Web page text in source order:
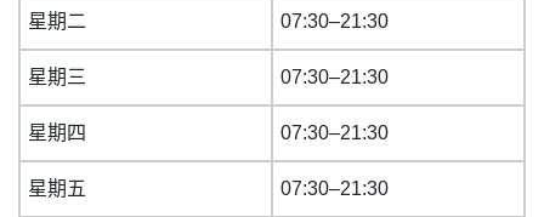
星期二 07:30–21:30
星期三 07:30–21:30
星期四 07:30–21:30
星期五 07:30–21:30